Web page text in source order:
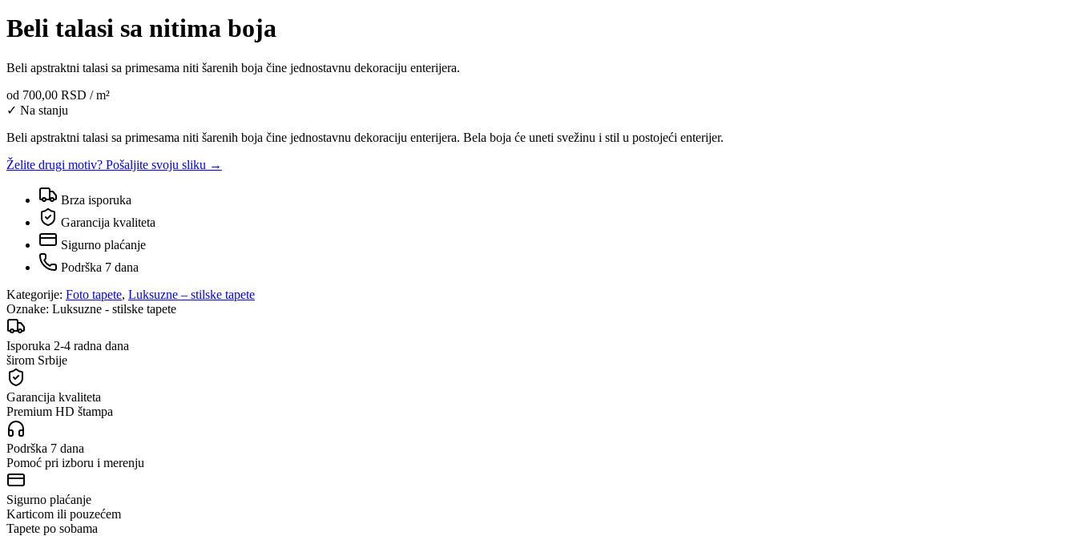
Beli talasi sa nitima boja
Beli apstraktni talasi sa primesama niti šarenih boja čine jednostavnu dekoraciju enterijera.
od 700,00 RSD / m²
✓ Na stanju
Beli apstraktni talasi sa primesama niti šarenih boja čine jednostavnu dekoraciju enterijera. Bela boja će uneti svežinu i stil u postojeći enterijer.
Želite drugi motiv? Pošaljite svoju sliku →
Brza isporuka
Garancija kvaliteta
Sigurno plaćanje
Podrška 7 dana
Kategorije: Foto tapete, Luksuzne – stilske tapete
Oznake: Luksuzne - stilske tapete
Isporuka 2-4 radna dana
širom Srbije
Garancija kvaliteta
Premium HD štampa
Podrška 7 dana
Pomoć pri izboru i merenju
Sigurno plaćanje
Karticom ili pouzećem
Tapete po sobama